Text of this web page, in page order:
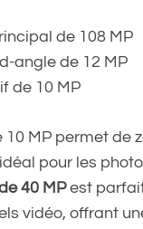
de 108 MP
angle de 12 MP
de 10 MP
MP permet de
pour les
40 MPest
vidéo, offrant